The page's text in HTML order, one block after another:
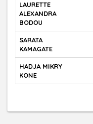
LAURETTE
ALEXANDRA
BODOU
SARATA
KAMAGATE
HADJA MIKRY
KONE